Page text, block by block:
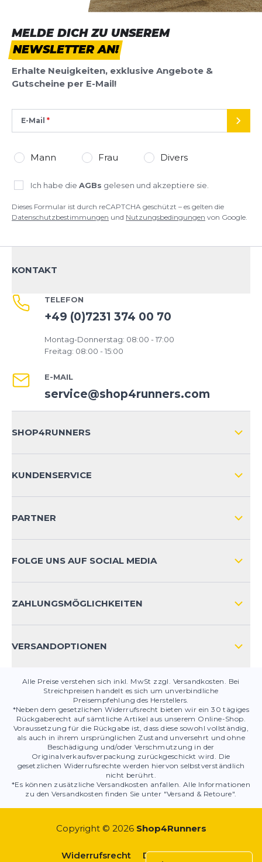
MELDE DICH ZU UNSEREM
NEWSLETTER AN!
Erhalte Neuigkeiten, exklusive Angebote &
Gutscheine per E-Mail!
E-Mail
Mann Frau Divers
Ich habe die AGBs gelesen und akzeptiere sie.
Dieses Formular ist durch reCAPTCHA geschützt – es gelten die
Datenschutzbestimmungen und Nutzungsbedingungen von Google.
KONTAKT
TELEFON
+49 (0)7231 374 00 70
Montag-Donnerstag: 08:00 - 17:00
Freitag: 08:00 - 15:00
E-MAIL
service@shop4runners.com
SHOP4RUNNERS
KUNDENSERVICE
KONTAKT
PRODUKTSICHERHEIT
PARTNER
FOLGE UNS AUF SOCIAL MEDIA
ZAHLUNGSMÖGLICHKEITEN
VERSANDOPTIONEN
Alle Preise verstehen sich inkl. MwSt zzgl. Versandkosten. Bei
Streichpreisen handelt es sich um unverbindliche
Preisempfehlung des Herstellers.
*Neben dem gesetzlichen Widerrufsrecht bieten wir ein 30 tägiges
Rückgaberecht auf sämtliche Artikel aus unserem Online-Shop.
Voraussetzung für die Rückgabe ist, dass diese sowohl vollständig,
als auch in ihrem ursprünglichen Zustand unversehrt und ohne
Beschädigung und/oder Verschmutzung in der
Originalverkaufsverpackung zurückgeschickt wird. Die
gesetzlichen Widerrufsrechte werden hiervon selbstverständlich
nicht berührt.
*Es können zusätzliche Versandkosten anfallen. Alle Informationen
zu den Versandkosten finden Sie unter "Versand & Retoure".
Copyright © 2026 Shop4Runners
Widerrufsrecht Datenschutz